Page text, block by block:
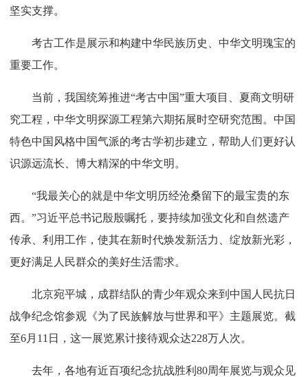
坚实支撑。
考古工作是展示和构建中华民族历史、中华文明瑰宝的
重要工作。
当前，我国统筹推进“考古中国”重大项目、夏商文明研
究工程，中华文明探源工程第六期拓展时空研究范围。中国
特色中国风格中国气派的考古学初步建立，帮助人们更好认
识源远流长、博大精深的中华文明。
“我最关心的就是中华文明历经沧桑留下的最宝贵的东
西。”习近平总书记殷殷嘱托，要持续加强文化和自然遗产
传承、利用工作，使其在新时代焕发新活力、绽放新光彩，
更好满足人民群众的美好生活需求。
北京宛平城，成群结队的青少年观众来到中国人民抗日
战争纪念馆参观《为了民族解放与世界和平》主题展览。截
至6月11日，这一展览累计接待观众达228万人次。
去年，各地有近百项纪念抗战胜利80周年展览与观众见